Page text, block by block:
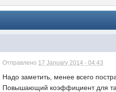
Отправлено 17 January 2014 - 04:43
Надо заметить, менее всего
Повышающий коэффициент для